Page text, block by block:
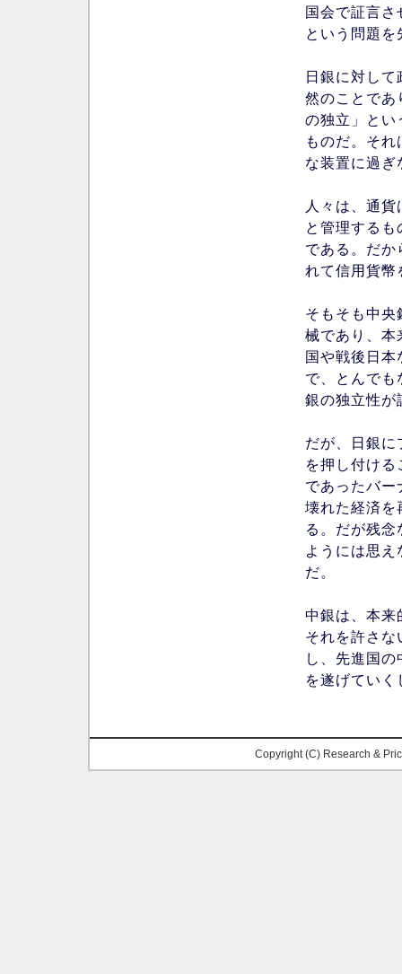
国会で証言さ
という問題
日銀に対し
然のことであ
の独立」とい
ものだ。そ
な装置に過ぎ
人々は、通
と管理する
である。だか
れて信用貨幣
そもそも中央
械であり、本
国や戦後日本
で、とんでも
銀の独立性が
だが、日銀
を押し付け
であったバー
壊れた経済を
る。だが残
ようには思
だ。
中銀は、本来
それを許さな
し、先進国
を遂げてい
Copyright (C) Research &